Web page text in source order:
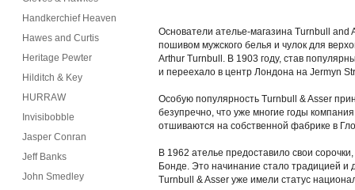
Handkerchief Heaven
Hawes and Curtis
Heritage Pewter
Hilditch & Key
HURRAW
Invisibobble
Jasper Conran
Jeff Banks
John Smedley
Основатели ателье-магазина Turnbull and
пошивом мужского белья и чулок для
Arthur Turnbull. В 1903 году, став
и переехало в центр Лондона на Jermyn
Особую популярность Turnbull & Asser
безупречно, что уже многие годы
отшиваются на собственной фабрике в
В 1962 ателье предоставило свои
Бонде. Это начинание стало традицией
Turnbull & Asser уже имели статус